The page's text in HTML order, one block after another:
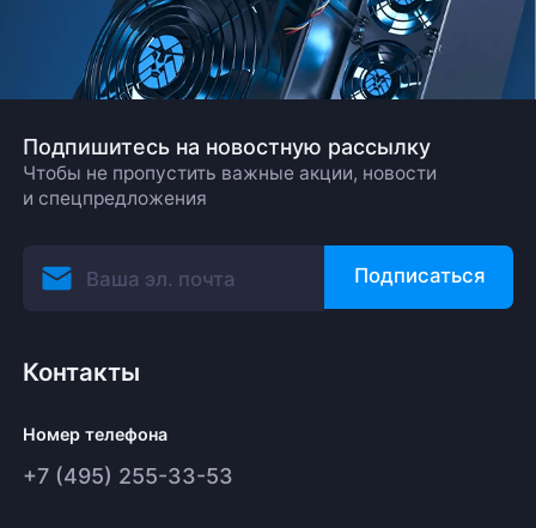
Подпишитесь на новостную рассылку
Чтобы не пропустить важные акции, новости
и спецпредложения
Подписаться
Контакты
Номер телефона
+7 (495) 255-33-53